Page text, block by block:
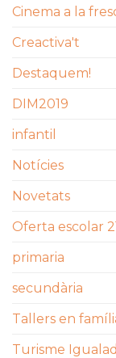
Cinema a la
Creactiva't
Destaquem!
DIM2019
infantil
Notícies
Novetats
Oferta escolar
primaria
secundària
Tallers en
Turisme